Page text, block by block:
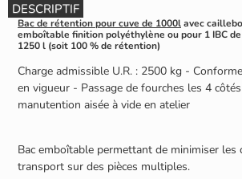
DESCRIPTIF
Bac de rétention pour cuve de 1000lavec
emboîtable finition polyéthylène ou pour 1 IBC
1250 l (soit 100 % de rétention)
Charge admissible U.R. : 2500 kg -
en vigueur - Passage de fourches les 4
manutention aisée à vide en atelier
Bac emboîtable permettant de minimiser les
transport sur des pièces multiples.